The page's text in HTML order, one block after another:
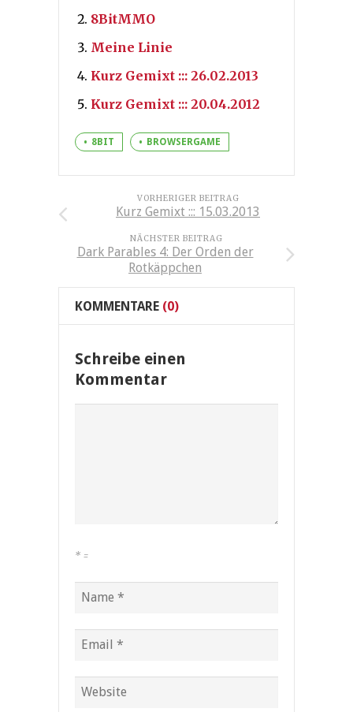
8BitMMO
Meine Linie
Kurz Gemixt ::: 26.02.2013
Kurz Gemixt ::: 20.04.2012
8BIT BROWSERGAME
VORHERIGER BEITRAG
Kurz Gemixt ::: 15.03.2013
NÄCHSTER BEITRAG
Dark Parables 4: Der Orden der
Rotkäppchen
KOMMENTARE (0)
Schreibe einen
Kommentar
* =